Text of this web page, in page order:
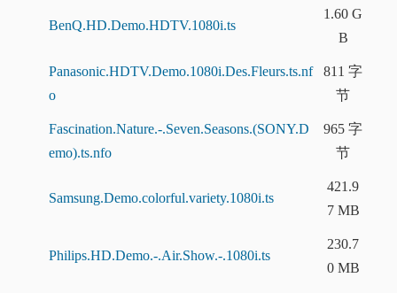
BenQ.HD.Demo.HDTV.1080i.ts
1.60 G
B
Panasonic.HDTV.Demo.1080i.Des.Fleurs.ts.nf
o
811 字
节
Fascination.Nature.-.Seven.Seasons.(SONY.D
emo).ts.nfo
965 字
节
Samsung.Demo.colorful.variety.1080i.ts
421.9
7 MB
Philips.HD.Demo.-.Air.Show.-.1080i.ts
230.7
0 MB